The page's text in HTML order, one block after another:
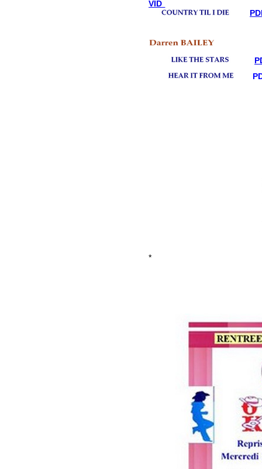
VID
*